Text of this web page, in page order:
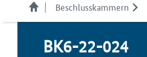
Beschlusskammern
BK6-22-024